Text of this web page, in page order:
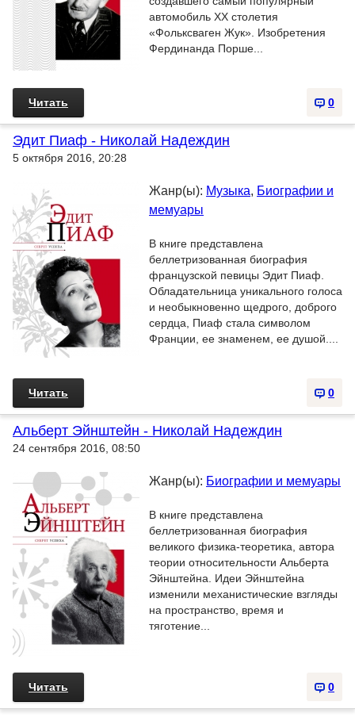
автомобиль ХХ столетия
«Фольксваген Жук». Изобретения
Фердинанда Порше...
0
Читать
Эдит Пиаф - Николай Надеждин
5 октября 2016, 20:28
Жанр(ы): Музыка, Биографии и
мемуары
В книге представлена
беллетризованная биография
французской певицы Эдит Пиаф.
Обладательница уникального голоса
и необыкновенно щедрого, доброго
сердца, Пиаф стала символом
Франции, ее знаменем, ее душой....
0
Читать
Альберт Эйнштейн - Николай Надеждин
24 сентября 2016, 08:50
Жанр(ы): Биографии и мемуары
В книге представлена
беллетризованная биография
великого физика-теоретика, автора
теории относительности Альберта
Эйнштейна. Идеи Эйнштейна
изменили механистические взгляды
на пространство, время и
тяготение...
0
Читать